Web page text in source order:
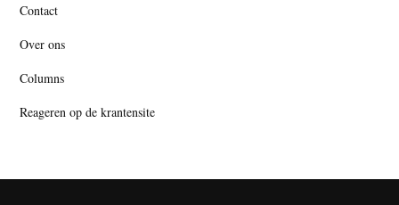
Contact
Over ons
Columns
Reageren op de krantensite